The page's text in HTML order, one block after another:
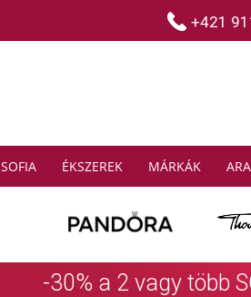
+421
SOFIA ÉKSZEREK MÁRKÁK